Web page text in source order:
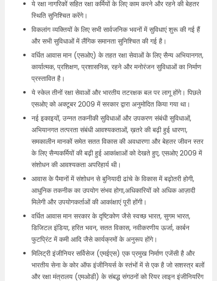
ये रक्षा नागरिकों सहित रक्षा कर्मियों के लिए काम करने और रहने की बेहतर
स्थिति सुनिश्चित करेंगे।
विकलांग व्यक्तियों के लिए सभी सार्वजनिक भवनों में सुविधाएं शुरू की गई हैं
और सभी सुविधाओं में लैंगिक समानता सुनिश्चित की गई है।
वर्धित आवास मान (एसओए) के तहत रक्षा सेवाओं के लिए सैन्य अभियानगत,
कार्यात्मक, प्रशिक्षण, प्रशासनिक, रहने और मनोरंजन सुविधाओं का निर्माण
प्रस्तावित है।
ये स्केल तीनों रक्षा सेवाओं और भारतीय तटरक्षक बल पर लागू होंगे। पिछले
एसओए को अक्टूबर 2009 में सरकार द्वारा अनुमोदित किया गया था।
नई इकाइयों, उन्नत तकनीकी सुविधाओं और उपकरण संबंधी सुविधाओं,
अभियानगत तत्परता संबंधी आवश्यकताओं, ख़तरे की बढ़ी हुई धारणा,
समकालीन मानकों समेत सतत विकास की अवधारणा और बेहतर जीवन स्तर
के लिए सैन्यकर्मियों की बढ़ी हुई आकांक्षाओं को देखते हुए, एसओए 2009 में
संशोधन की आवश्यकता अपरिहार्य थी।
आवास के पैमानों में संशोधन से बुनियादी ढांचे के विकास में बढ़ोतरी होगी,
आधुनिक तकनीक का उपयोग संभव होगा,अधिकारियों को अधिक आज़ादी
मिलेगी और उपयोगकर्ताओं की आकांक्षाएं पूरी होंगी।
वर्धित आवास मान सरकार के दृष्टिकोण जैसे स्वच्छ भारत, सुगम भारत,
डिजिटल इंडिया, हरित भवन, सतत विकास, नवीकरणीय ऊर्जा, कार्बन
फुटप्रिंट में कमी आदि जैसे कार्यक्रमों के अनुरूप होंगे।
मिलिट्री इंजीनियर सर्विसेज (एमईएस) एक प्रमुख निर्माण एजेंसी है और
भारतीय सेना के कोर ऑफ इंजीनियर्स के स्तंभों में से एक है जो सशस्त्र बलों
और रक्षा मंत्रालय (एमओडी) के संबद्ध संगठनों को रियर लाइन इंजीनियरिंग